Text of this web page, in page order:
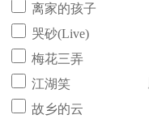
离家的孩子
哭砂(Live)
梅花三弄
江湖笑
故乡的云